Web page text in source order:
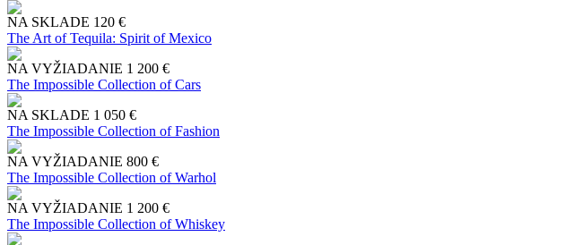
NA SKLADE 120 €
The Art of Tequila: Spirit of Mexico
NA VYŽIADANIE 1 200 €
The Impossible Collection of Cars
NA SKLADE 1 050 €
The Impossible Collection of Fashion
NA VYŽIADANIE 800 €
The Impossible Collection of Warhol
NA VYŽIADANIE 1 200 €
The Impossible Collection of Whiskey